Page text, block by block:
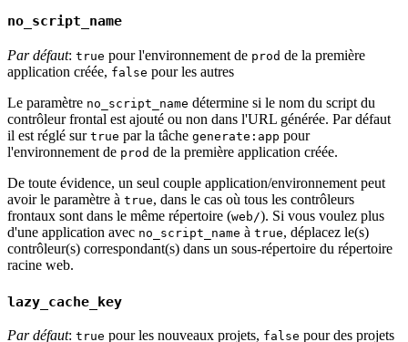
no_script_name
Par défaut: true pour l'environnement de prod de la première
application créée, false pour les autres
Le paramètre no_script_name détermine si le nom du script du
contrôleur frontal est ajouté ou non dans l'URL générée. Par défaut
il est réglé sur true par la tâche generate:app pour
l'environnement de prod de la première application créée.
De toute évidence, un seul couple application/environnement peut
avoir le paramètre à true, dans le cas où tous les contrôleurs
frontaux sont dans le même répertoire (web/). Si vous voulez plus
d'une application avec no_script_name à true, déplacez le(s)
contrôleur(s) correspondant(s) dans un sous-répertoire du répertoire
racine web.
lazy_cache_key
Par défaut: true pour les nouveaux projets, false pour des projets